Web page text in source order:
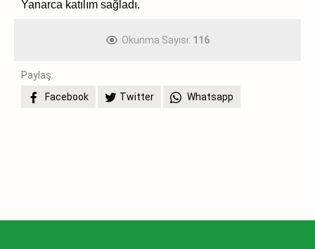
Yanarca katılım sağladı.
Okunma Sayısı: 116
Paylaş:
Facebook
Twitter Whatsapp